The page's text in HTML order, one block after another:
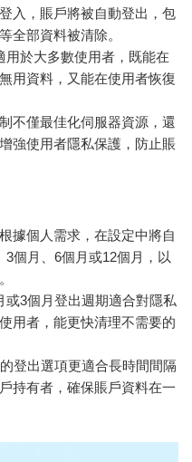
入，賬戶將被自動登出，包
全部資料被清除。
用於大多數使用者，既能在
用資料，又能在使用者恢復
不僅最佳化伺服器資源，還
強使用者隱私保護，防止賬
據個人需求，在設定中將自
個月、6個月或12個月，以
或3個月登出週期適合對隱私
用者，能更快清理不需要的
的登出選項更適合長時間間隔
持有者，確保賬戶資料在一